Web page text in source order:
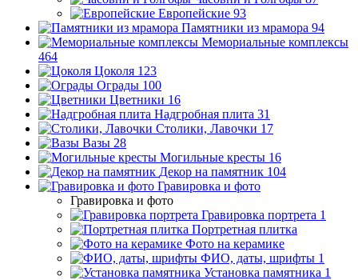
Европейские 93
Памятники из мрамора 94
Мемориальные комплексы
464
Цоколя 123
Ограды 100
Цветники 16
Надгробная плита 31
Столики, Лавочки 17
Вазы 28
Могильные кресты 16
Декор на памятник 104
Гравировка и фото
Гравировка и фото
Гравировка портрета 1
Портретная плитка
Фото на керамике
ФИО, даты, шрифты 1
Установка памятника 1